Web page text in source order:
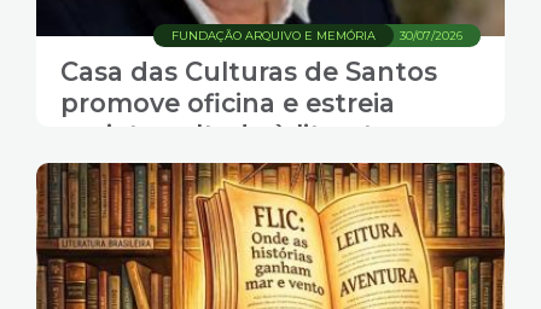
30/07/2026
FUNDAÇÃO ARQUIVO E MEMÓRIA
Casa das Culturas de Santos
promove oficina e estreia
projeto voltado à literatura
contemporânea